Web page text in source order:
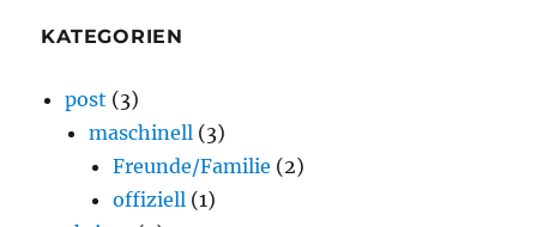
KATEGORIEN
post (3)
maschinell (3)
Freunde/Familie (2)
offiziell (1)